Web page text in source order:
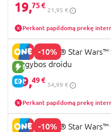
19,75 €
21,95 €
Perkant papildomą prekę
-10%
NAUJA PREKĖ
E-KAINA
75451 LEGO® Star
sargybos droidu
49,49 €
54,99 €
Perkant papildomą prekę
-10%
75411 LEGO® Star